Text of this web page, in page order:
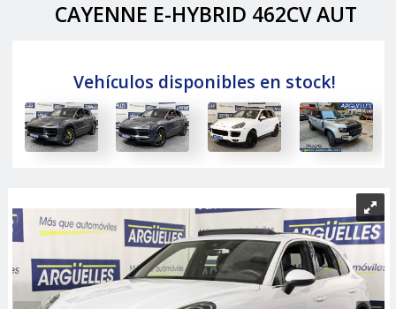
CAYENNE E-HYBRID 462CV AUT
Vehículos disponibles en stock!